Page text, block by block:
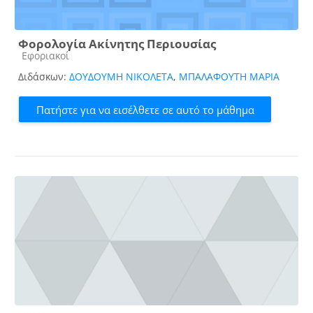
Φορολογία Ακίνητης Περιουσίας
Κατηγορία μαθήματος
Εφοριακοί
Διδάσκων: ΔΟΥΔΟΥΜΗ ΝΙΚΟΛΕΤΑ, ΜΠΑΛΑΦΟΥΤΗ ΜΑΡΙΑ
Πατήστε για να εισέλθετε σε αυτό το μάθημα